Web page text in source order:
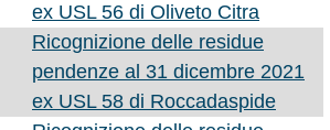
ex USL 56 di Oliveto Citra
Ricognizione delle residue
pendenze al 31 dicembre 2021
ex USL 58 di Roccadaspide